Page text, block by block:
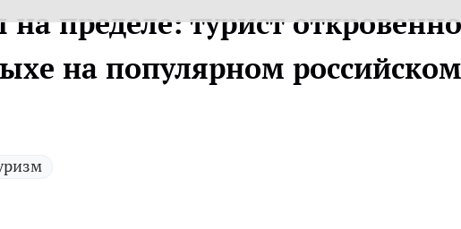
пределе: турист откровенно
на популярном российском